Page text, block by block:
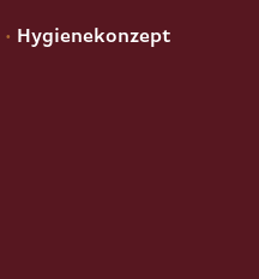
Hygienekonzept